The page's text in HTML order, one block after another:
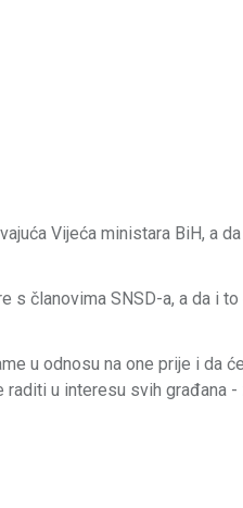
Vijeća ministara BiH, a
s članovima SNSD-a, a da i
u odnosu na one prije i da
u interesu svih građana -